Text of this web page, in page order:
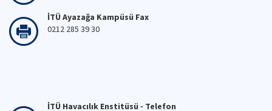
İTÜ Ayazağa Kampüsü Fax
0212 285 39 30
İTÜ Havacılık Enstitüsü - Telefon